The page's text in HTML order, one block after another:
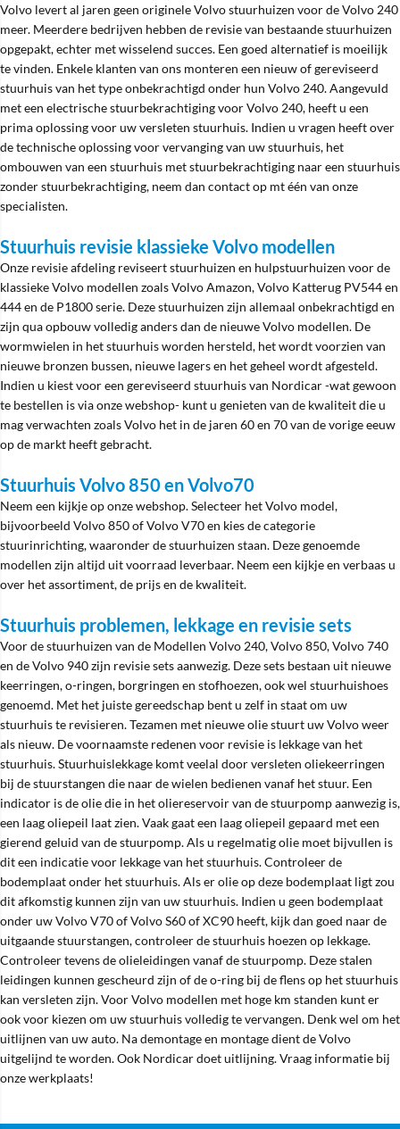
Volvo levert al jaren geen originele Volvo stuurhuizen voor de Volvo 240
meer. Meerdere bedrijven hebben de revisie van bestaande stuurhuizen
opgepakt, echter met wisselend succes. Een goed alternatief is moeilijk
te vinden. Enkele klanten van ons monteren een nieuw of gereviseerd
stuurhuis van het type onbekrachtigd onder hun Volvo 240. Aangevuld
met een electrische stuurbekrachtiging voor Volvo 240, heeft u een
prima oplossing voor uw versleten stuurhuis. Indien u vragen heeft over
de technische oplossing voor vervanging van uw stuurhuis, het
ombouwen van een stuurhuis met stuurbekrachtiging naar een stuurhuis
zonder stuurbekrachtiging, neem dan contact op mt één van onze
specialisten.
Stuurhuis revisie klassieke Volvo modellen
Onze revisie afdeling reviseert stuurhuizen en hulpstuurhuizen voor de
klassieke Volvo modellen zoals Volvo Amazon, Volvo Katterug PV544 en
444 en de P1800 serie. Deze stuurhuizen zijn allemaal onbekrachtigd en
zijn qua opbouw volledig anders dan de nieuwe Volvo modellen. De
wormwielen in het stuurhuis worden hersteld, het wordt voorzien van
nieuwe bronzen bussen, nieuwe lagers en het geheel wordt afgesteld.
Indien u kiest voor een gereviseerd stuurhuis van Nordicar -wat gewoon
te bestellen is via onze webshop- kunt u genieten van de kwaliteit die u
mag verwachten zoals Volvo het in de jaren 60 en 70 van de vorige eeuw
op de markt heeft gebracht.
Stuurhuis Volvo 850 en Volvo70
Neem een kijkje op onze webshop. Selecteer het Volvo model,
bijvoorbeeld Volvo 850 of Volvo V70 en kies de categorie
stuurinrichting, waaronder de stuurhuizen staan. Deze genoemde
modellen zijn altijd uit voorraad leverbaar. Neem een kijkje en verbaas u
over het assortiment, de prijs en de kwaliteit.
Stuurhuis problemen, lekkage en revisie sets
Voor de stuurhuizen van de Modellen Volvo 240, Volvo 850, Volvo 740
en de Volvo 940 zijn revisie sets aanwezig. Deze sets bestaan uit nieuwe
keerringen, o-ringen, borgringen en stofhoezen, ook wel stuurhuishoes
genoemd. Met het juiste gereedschap bent u zelf in staat om uw
stuurhuis te revisieren. Tezamen met nieuwe olie stuurt uw Volvo weer
als nieuw. De voornaamste redenen voor revisie is lekkage van het
stuurhuis. Stuurhuislekkage komt veelal door versleten oliekeerringen
bij de stuurstangen die naar de wielen bedienen vanaf het stuur. Een
indicator is de olie die in het oliereservoir van de stuurpomp aanwezig is,
een laag oliepeil laat zien. Vaak gaat een laag oliepeil gepaard met een
gierend geluid van de stuurpomp. Als u regelmatig olie moet bijvullen is
dit een indicatie voor lekkage van het stuurhuis. Controleer de
bodemplaat onder het stuurhuis. Als er olie op deze bodemplaat ligt zou
dit afkomstig kunnen zijn van uw stuurhuis. Indien u geen bodemplaat
onder uw Volvo V70 of Volvo S60 of XC90 heeft, kijk dan goed naar de
uitgaande stuurstangen, controleer de stuurhuis hoezen op lekkage.
Controleer tevens de olieleidingen vanaf de stuurpomp. Deze stalen
leidingen kunnen gescheurd zijn of de o-ring bij de flens op het stuurhuis
kan versleten zijn. Voor Volvo modellen met hoge km standen kunt er
ook voor kiezen om uw stuurhuis volledig te vervangen. Denk wel om het
uitlijnen van uw auto. Na demontage en montage dient de Volvo
uitgelijnd te worden. Ook Nordicar doet uitlijning. Vraag informatie bij
onze werkplaats!